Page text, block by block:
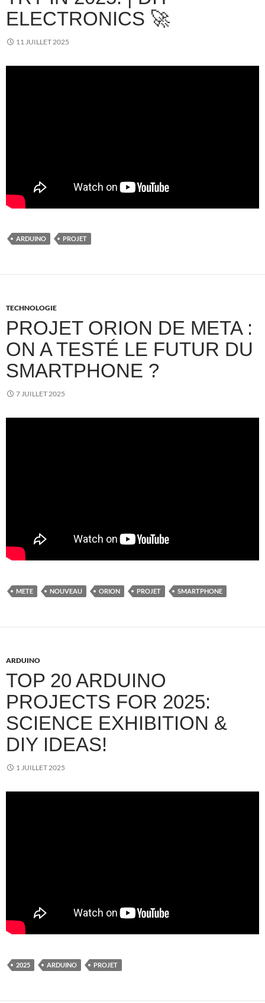
ELECTRONICS 🚀
11 JUILLET 2025
ARDUINO PROJET
TECHNOLOGIE
PROJET ORION DE META :
ON A TESTÉ LE FUTUR DU
SMARTPHONE ?
7 JUILLET 2025
METE NOUVEAU ORION PROJET SMARTPHONE
ARDUINO
TOP 20 ARDUINO
PROJECTS FOR 2025:
SCIENCE EXHIBITION &
DIY IDEAS!
1 JUILLET 2025
2025 ARDUINO PROJET